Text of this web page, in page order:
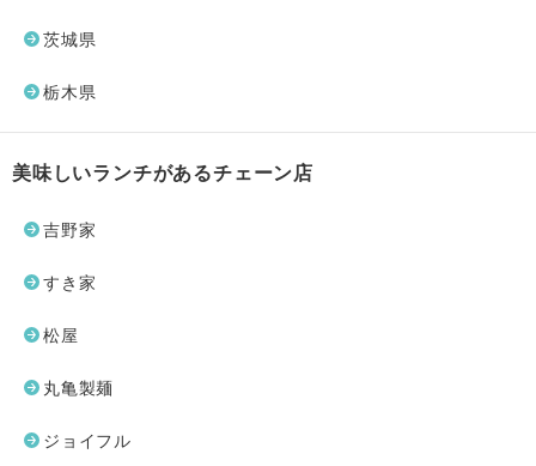
茨城県
栃木県
美味しいランチがあるチェーン店
吉野家
すき家
松屋
丸亀製麺
ジョイフル